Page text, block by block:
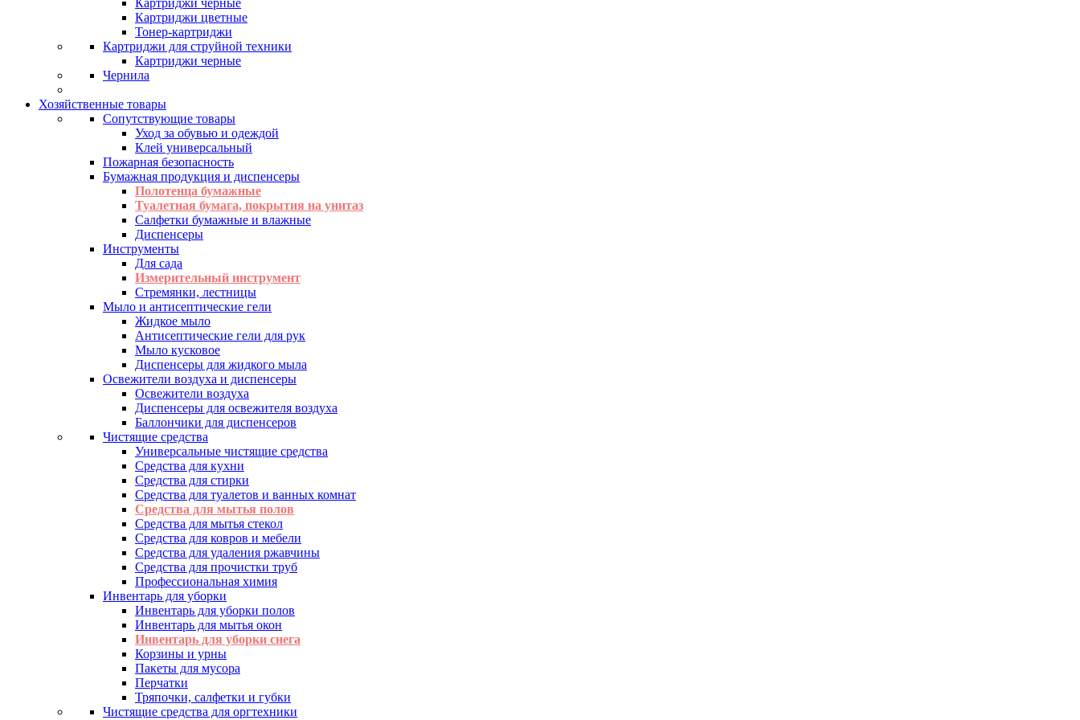
Картриджи черные
Картриджи цветные
Тонер-картриджи
Картриджи для струйной техники
Картриджи черные
Чернила
Хозяйственные товары
Сопутствующие товары
Уход за обувью и одеждой
Клей универсальный
Пожарная безопасность
Бумажная продукция и диспенсеры
Полотенца бумажные
Туалетная бумага, покрытия на унитаз
Салфетки бумажные и влажные
Диспенсеры
Инструменты
Для сада
Измерительный инструмент
Стремянки, лестницы
Мыло и антисептические гели
Жидкое мыло
Антисептические гели для рук
Мыло кусковое
Диспенсеры для жидкого мыла
Освежители воздуха и диспенсеры
Освежители воздуха
Диспенсеры для освежителя воздуха
Баллончики для диспенсеров
Чистящие средства
Универсальные чистящие средства
Средства для кухни
Средства для стирки
Средства для туалетов и ванных комнат
Средства для мытья полов
Средства для мытья стекол
Средства для ковров и мебели
Средства для удаления ржавчины
Средства для прочистки труб
Профессиональная химия
Инвентарь для уборки
Инвентарь для уборки полов
Инвентарь для мытья окон
Инвентарь для уборки снега
Корзины и урны
Пакеты для мусора
Перчатки
Тряпочки, салфетки и губки
Чистящие средства для оргтехники